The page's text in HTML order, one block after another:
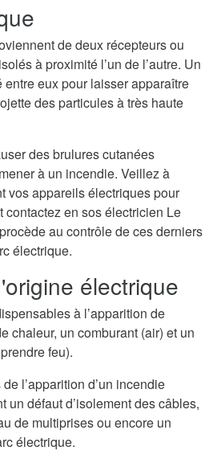
de deux récepteurs ou
à proximité l’un de l’autre. Un
entre eux pour laisser apparaître
des particules à très haute
des brulures cutanées
à un incendie. Veillez à
vos appareils électriques pour
contactez en sos électricien Le
au contrôle de ces derniers
électrique.
électrique
à l’apparition de
chaleur, un comburant (air) et un
feu).
l’apparition d’un incendie
un défaut d’isolement des câbles,
de multiprises ou encore un
électrique.